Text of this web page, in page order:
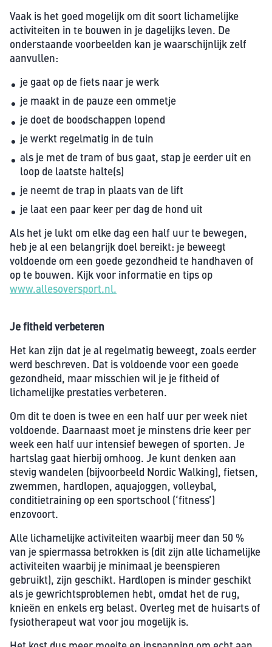
Vaak is het goed mogelijk om dit soort lichamelijke
activiteiten in te bouwen in je dagelijks leven. De
onderstaande voorbeelden kan je waarschijnlijk zelf
aanvullen:
je gaat op de fiets naar je werk
je maakt in de pauze een ommetje
je doet de boodschappen lopend
je werkt regelmatig in de tuin
als je met de tram of bus gaat, stap je eerder uit en
loop de laatste halte(s)
je neemt de trap in plaats van de lift
je laat een paar keer per dag de hond uit
Als het je lukt om elke dag een half uur te bewegen,
heb je al een belangrijk doel bereikt: je beweegt
voldoende om een goede gezondheid te handhaven of
op te bouwen. Kijk voor informatie en tips op
www.allesoversport.nl.
Je fitheid verbeteren
Het kan zijn dat je al regelmatig beweegt, zoals eerder
werd beschreven. Dat is voldoende voor een goede
gezondheid, maar misschien wil je je fitheid of
lichamelijke prestaties verbeteren.
Om dit te doen is twee en een half uur per week niet
voldoende. Daarnaast moet je minstens drie keer per
week een half uur intensief bewegen of sporten. Je
hartslag gaat hierbij omhoog. Je kunt denken aan
stevig wandelen (bijvoorbeeld Nordic Walking), fietsen,
zwemmen, hardlopen, aquajoggen, volleybal,
conditietraining op een sportschool (‘fitness’)
enzovoort.
Alle lichamelijke activiteiten waarbij meer dan 50 %
van je spiermassa betrokken is (dit zijn alle lichamelijke
activiteiten waarbij je minimaal je beenspieren
gebruikt), zijn geschikt. Hardlopen is minder geschikt
als je gewrichtsproblemen hebt, omdat het de rug,
knieën en enkels erg belast. Overleg met de huisarts of
fysiotherapeut wat voor jou mogelijk is.